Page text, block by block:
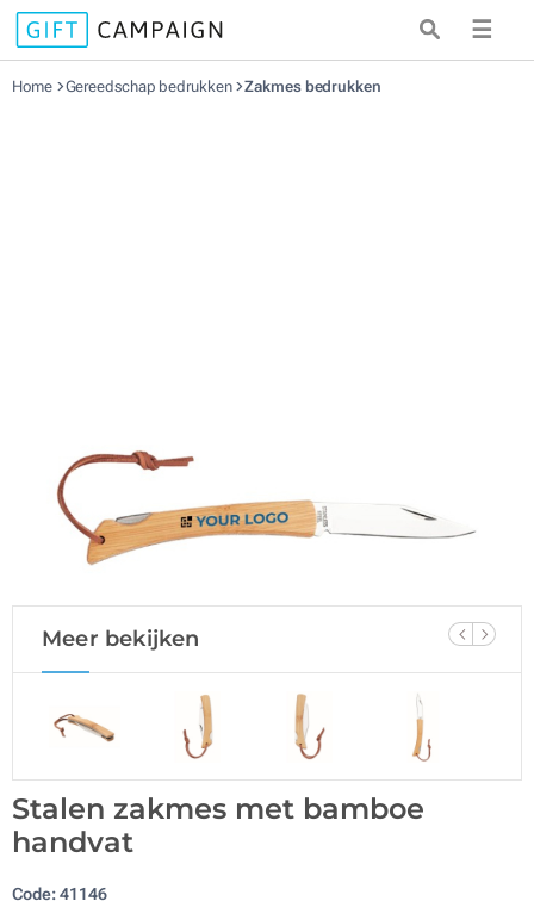
☰
Home Gereedschap bedrukken Zakmes bedrukken
Meer bekijken
Stalen zakmes met bamboe
handvat
Code:41146